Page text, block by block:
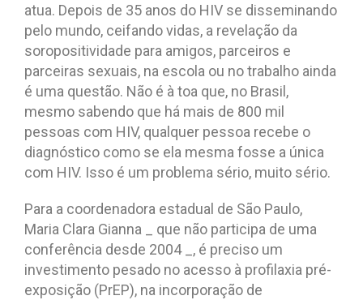
atua. Depois de 35 anos do HIV se disseminando
pelo mundo, ceifando vidas, a revelação da
soropositividade para amigos, parceiros e
parceiras sexuais, na escola ou no trabalho ainda
é uma questão. Não é à toa que, no Brasil,
mesmo sabendo que há mais de 800 mil
pessoas com HIV, qualquer pessoa recebe o
diagnóstico como se ela mesma fosse a única
com HIV. Isso é um problema sério, muito sério.
Para a coordenadora estadual de São Paulo,
Maria Clara Gianna _ que não participa de uma
conferência desde 2004 _, é preciso um
investimento pesado no acesso à profilaxia pré-
exposição (PrEP), na incorporação de